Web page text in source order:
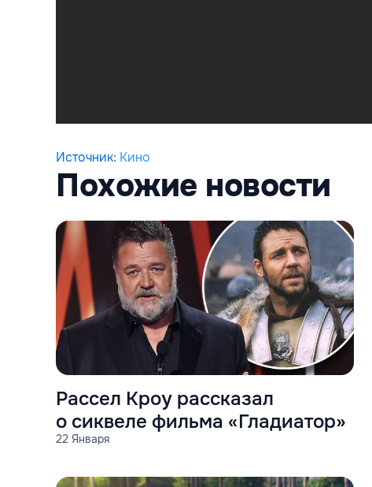
Источник: Кино
Похожие новости
22 Января
Рассел Кроу рассказал
о сиквеле фильма «Гладиатор»